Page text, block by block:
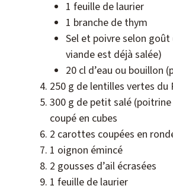
1 feuille de laurier
1 branche de thym
Sel et poivre selon
viande est déjà salée)
20 cl d’eau ou bouillon
250 g de lentilles vertes du
300 g de petit salé
coupé en cubes
2 carottes coupées en
1 oignon émincé
2 gousses d’ail écrasées
1 feuille de laurier